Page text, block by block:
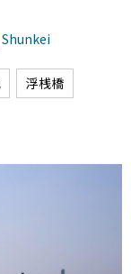
Shunkei
浮桟橋